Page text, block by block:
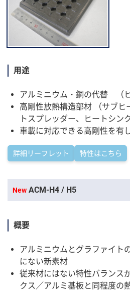
用途
アルミニウム・銅の代替 （
高剛性放熱構造部材 （サブヒ
トスプレッダー、ヒートシンク
車載に対応できる高剛性を有
詳細リーフレット 特性はこちら
New ACM-H4 / H5
概要
アルミニウムとグラファイト
にない新素材
従来材にはない特性バランス
クス／アルミ基板と同程度の